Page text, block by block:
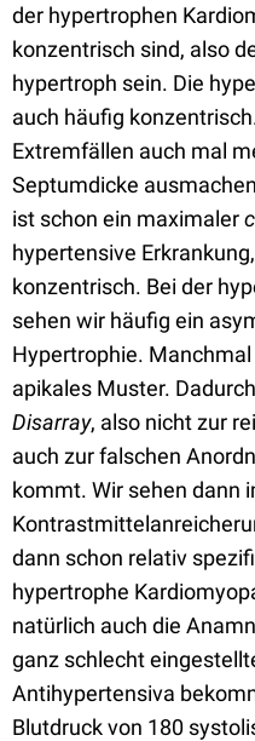
der hypertrophen
konzentrisch sind, also
hypertroph sein. Die
auch häufig
Extremfällen auch mal
Septumdicke
ist schon ein maximaler
hypertensive
konzentrisch. Bei der
sehen wir häufig ein
Hypertrophie.
apikales Muster.
Disarray, also nicht zur
auch zur falschen
kommt. Wir sehen dann
dann schon relativ
hypertrophe
natürlich auch die
ganz schlecht
Antihypertensiva
Blutdruck von 180